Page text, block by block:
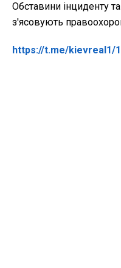
Обставини інциденту
з'ясовують
https://t.me/kievreal1/